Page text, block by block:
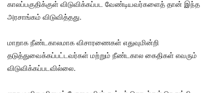
காலப்பகுதிக்குள் விடுவிக்கப்பட வேண்டியவர்களைத் தான் இந்த
அரசாங்கம் விடுவித்தது.
மாறாக நீண்டகாலமாக விசாரணைகள் எதுவுமின்றி
தடுத்துவைக்கப்பட்டவர்கள் மற்றும் நீண்டகால கைதிகள் எவரும்
விடுவிக்கப்படவில்லை.